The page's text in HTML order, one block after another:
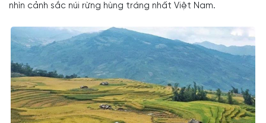
nhìn cảnh sắc núi rừng hùng tráng nhất Việt Nam.